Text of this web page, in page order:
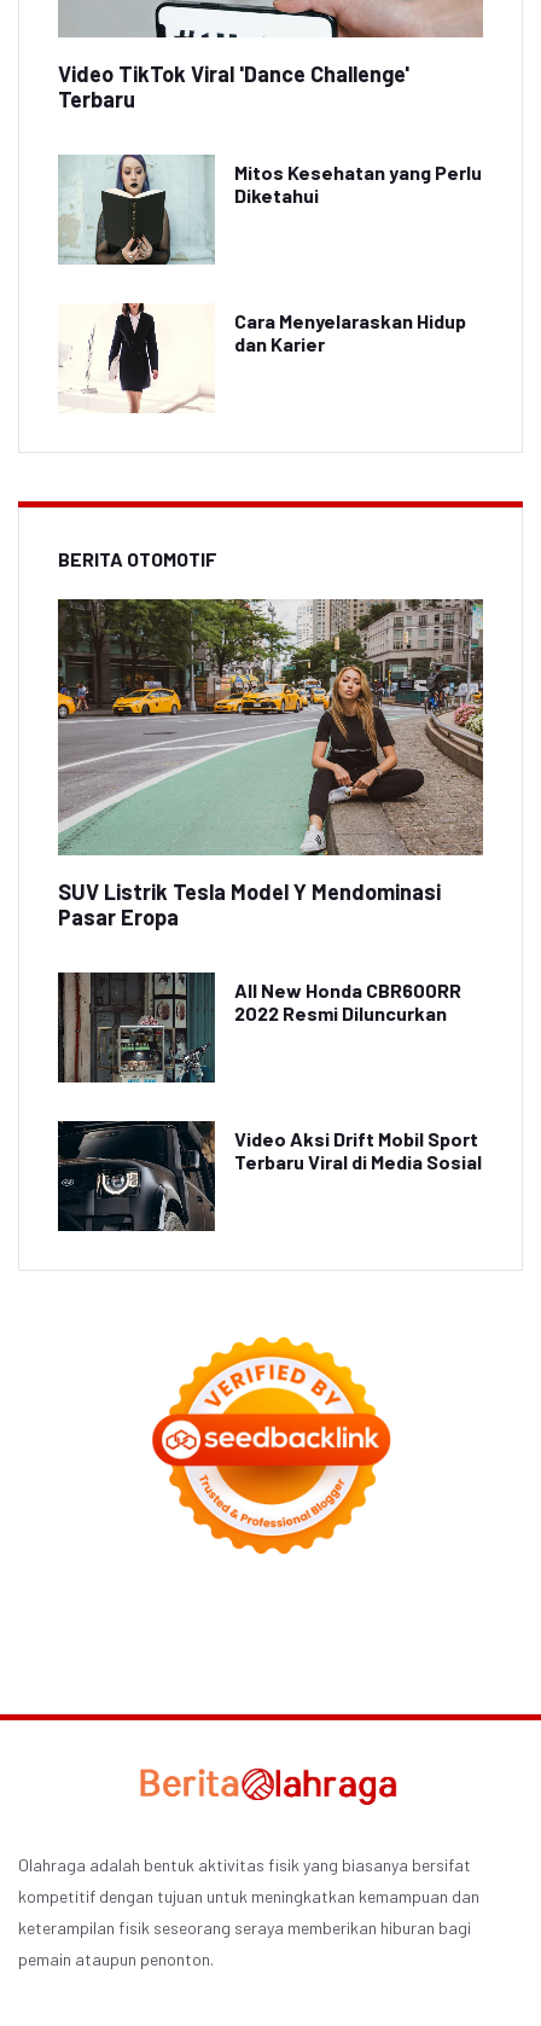
Video TikTok Viral 'Dance Challenge'
Terbaru
Mitos Kesehatan yang Perlu
Diketahui
Cara Menyelaraskan Hidup
dan Karier
BERITA OTOMOTIF
SUV Listrik Tesla Model Y Mendominasi
Pasar Eropa
All New Honda CBR600RR
2022 Resmi Diluncurkan
Video Aksi Drift Mobil Sport
Terbaru Viral di Media Sosial
Olahraga adalah bentuk aktivitas fisik yang biasanya bersifat
kompetitif dengan tujuan untuk meningkatkan kemampuan dan
keterampilan fisik seseorang seraya memberikan hiburan bagi
pemain ataupun penonton.